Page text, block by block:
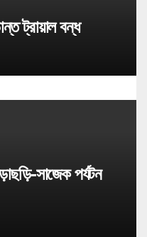
ট্রায়াল বন্ধ
সাজেক পর্যটন